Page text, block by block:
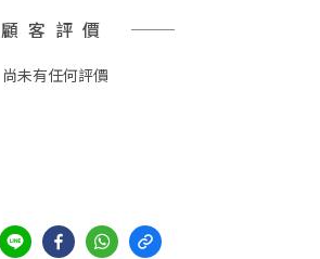
顧客評價
尚未有任何評價